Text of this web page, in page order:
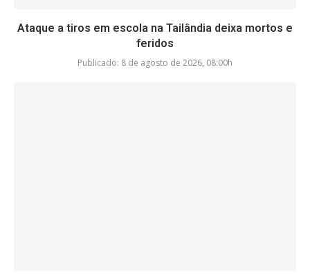
Ataque a tiros em escola na Tailândia deixa mortos e
feridos
Publicado: 8 de agosto de 2026, 08:00h